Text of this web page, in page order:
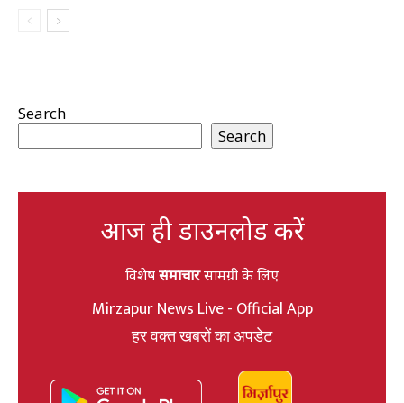
Search
Search
आज ही डाउनलोड करें
विशेषसमाचारसामग्री के लिए
Mirzapur News Live - Official App
हर वक्त खबरों का अपडेट